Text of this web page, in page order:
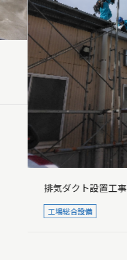
排気ダクト設置工事
工場総合設備